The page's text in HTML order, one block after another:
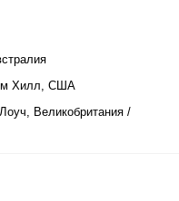
Хилл, США
Великобритания /